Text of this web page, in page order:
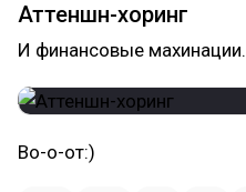
Аттеншн-хоринг
И финансовые махинации.
Во-о-от:)